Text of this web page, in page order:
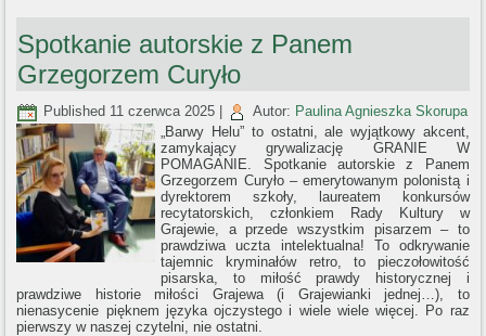
Spotkanie autorskie z Panem
Grzegorzem Curyło
Published 11 czerwca 2025 Autor: Paulina Agnieszka Skorupa
„Barwy Helu” to ostatni, ale wyjątkowy akcent,
zamykający grywalizację GRANIE W
POMAGANIE. Spotkanie autorskie z Panem
Grzegorzem Curyło – emerytowanym polonistą i
dyrektorem szkoły, laureatem konkursów
recytatorskich, członkiem Rady Kultury w
Grajewie, a przede wszystkim pisarzem – to
prawdziwa uczta intelektualna! To odkrywanie
tajemnic kryminałów retro, to pieczołowitość
pisarska, to miłość prawdy historycznej i
prawdziwe historie miłości Grajewa (i Grajewianki jednej…), to
nienasycenie pięknem języka ojczystego i wiele wiele więcej. Po raz
pierwszy w naszej czytelni, nie ostatni.